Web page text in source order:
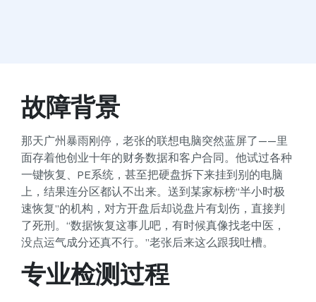
故障背景
那天广州暴雨刚停，老张的联想电脑突然蓝屏了——里
面存着他创业十年的财务数据和客户合同。他试过各种
一键恢复、PE系统，甚至把硬盘拆下来挂到别的电脑
上，结果连分区都认不出来。送到某家标榜“半小时极
速恢复”的机构，对方开盘后却说盘片有划伤，直接判
了死刑。“数据恢复这事儿吧，有时候真像找老中医，
没点运气成分还真不行。”老张后来这么跟我吐槽。
专业检测过程